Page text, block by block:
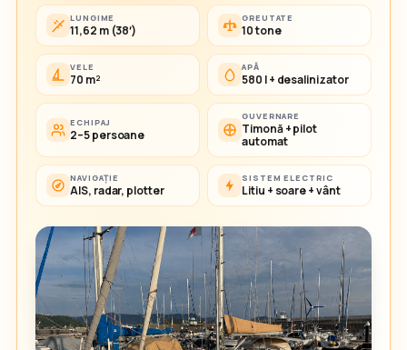
LUNGIME
11,62 m (38′)
GREUTATE
10 tone
VELE
70 m²
APĂ
580 l + desalinizator
ECHIPAJ
2–5 persoane
GUVERNARE
Timonă + pilot
automat
NAVIGAȚIE
AIS, radar, plotter
SISTEM ELECTRIC
Litiu + soare + vânt